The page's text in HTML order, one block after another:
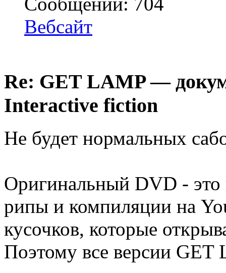
Вебсайт
Re: GET LAMP —
Interactive fiction
Не будет нормальных
Оригинальный DVD -
рипы и компиляции на
кусочков, которые
Поэтому все версии GET